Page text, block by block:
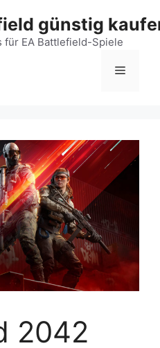
günstig
für EA Battlefield-Spiele
Menü
2042